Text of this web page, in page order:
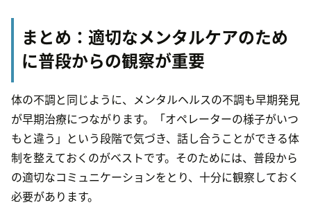
まとめ：適切なメンタルケアのため
に普段からの観察が重要
体の不調と同じように、メンタルヘルスの不調も早期発見
が早期治療につながります。「オペレーターの様子がいつ
もと違う」という段階で気づき、話し合うことができる体
制を整えておくのがベストです。そのためには、普段から
の適切なコミュニケーションをとり、十分に観察しておく
必要があります。